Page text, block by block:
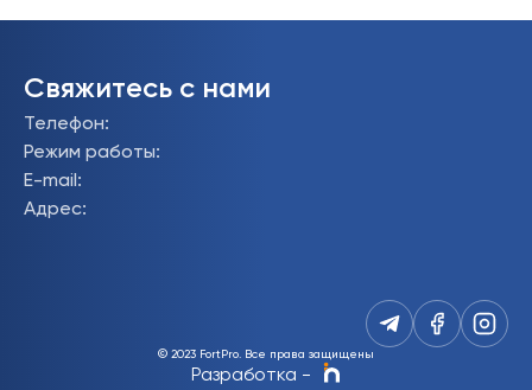
Свяжитесь с нами
Телефон:
Режим работы:
E-mail :
Адрес:
© 2023 FortPro. Все права защищены
Разработка -